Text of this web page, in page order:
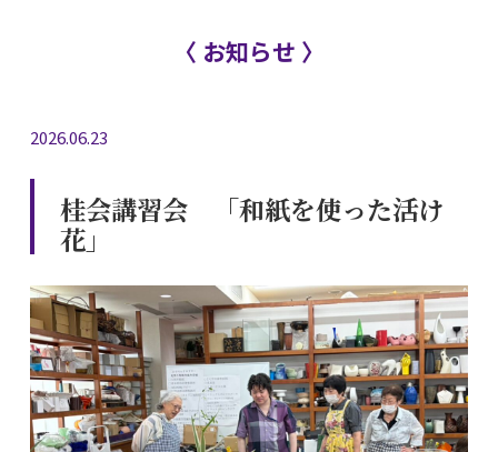
〈 お知らせ 〉
2026.06.23
桂会講習会 「和紙を使った活け
花」